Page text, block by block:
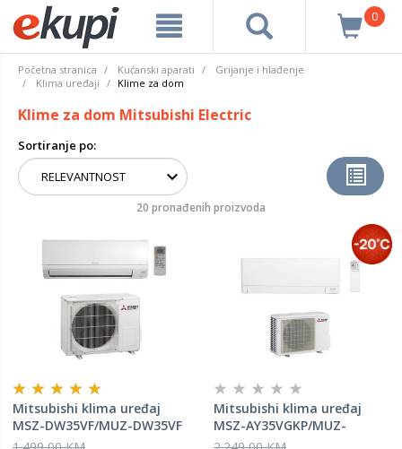
0
Početna stranica Kućanski aparati
Grijanje i hlađenje
Klima uređaji
Klime za dom
Klime za dom Mitsubishi Electric
Sortiranje po:
20 pronađenih proizvoda
Mitsubishi klima uređaj
MSZ-DW35VF/MUZ-DW35VF
Mitsubishi klima uređaj
MSZ-AY35VGKP/MUZ-
AY35VG